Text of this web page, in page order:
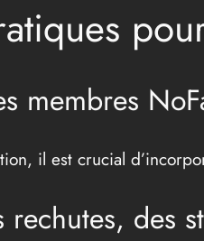
membres
il est crucial
des